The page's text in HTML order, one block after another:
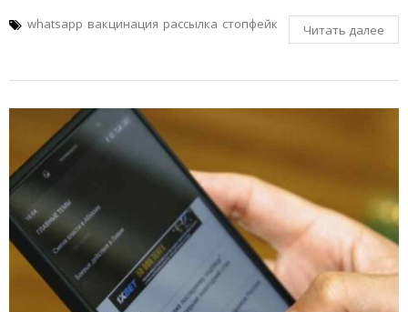
whatsapp вакцинация рассылка стопфейк Читать далее